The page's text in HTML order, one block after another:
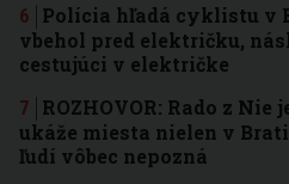
Polícia hľadá cyklistu v
vbehol pred električku,
cestujúci v električke
ROZHOVOR: Rado z Nie
ukáže miesta nielen v
ľudí vôbec nepozná